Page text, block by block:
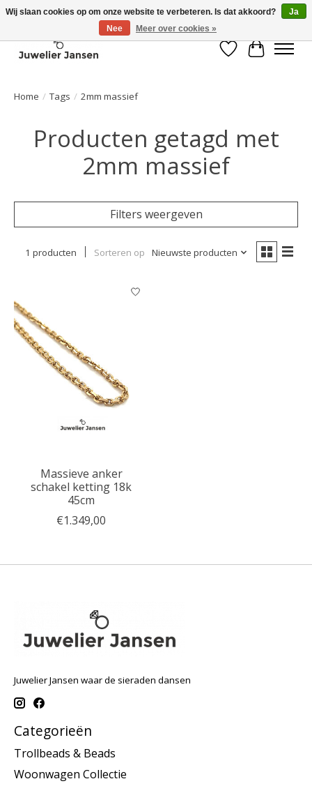
Verlanglijst
Home / Tags / 2mm massief
Producten getagd met
2mm massief
Filters weergeven
1 producten Sorteren op Nieuwste producten
Massieve anker
schakel ketting 18k
45cm
€1.349,00
Juwelier Jansen waar de sieraden dansen
Categorieën
Trollbeads & Beads
Woonwagen Collectie
Wij slaan cookies op om onze website te verbeteren. Is dat akkoord?
Ja
Nee
Meer over cookies »